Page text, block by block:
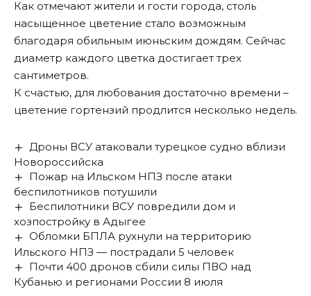
Как отмечают жители и гости города, столь
насыщенное цветение стало возможным
благодаря обильным июньским дождям. Сейчас
диаметр каждого цветка достигает трех
сантиметров.
К счастью, для любования достаточно времени –
цветение гортензий продлится несколько недель.
Дроны ВСУ атаковали турецкое судно вблизи
Новороссийска
Пожар на Ильском НПЗ после атаки
беспилотников потушили
Беспилотники ВСУ повредили дом и
хозпостройку в Адыгее
Обломки БПЛА рухнули на территорию
Ильского НПЗ — пострадали 5 человек
Почти 400 дронов сбили силы ПВО над
Кубанью и регионами России 8 июля